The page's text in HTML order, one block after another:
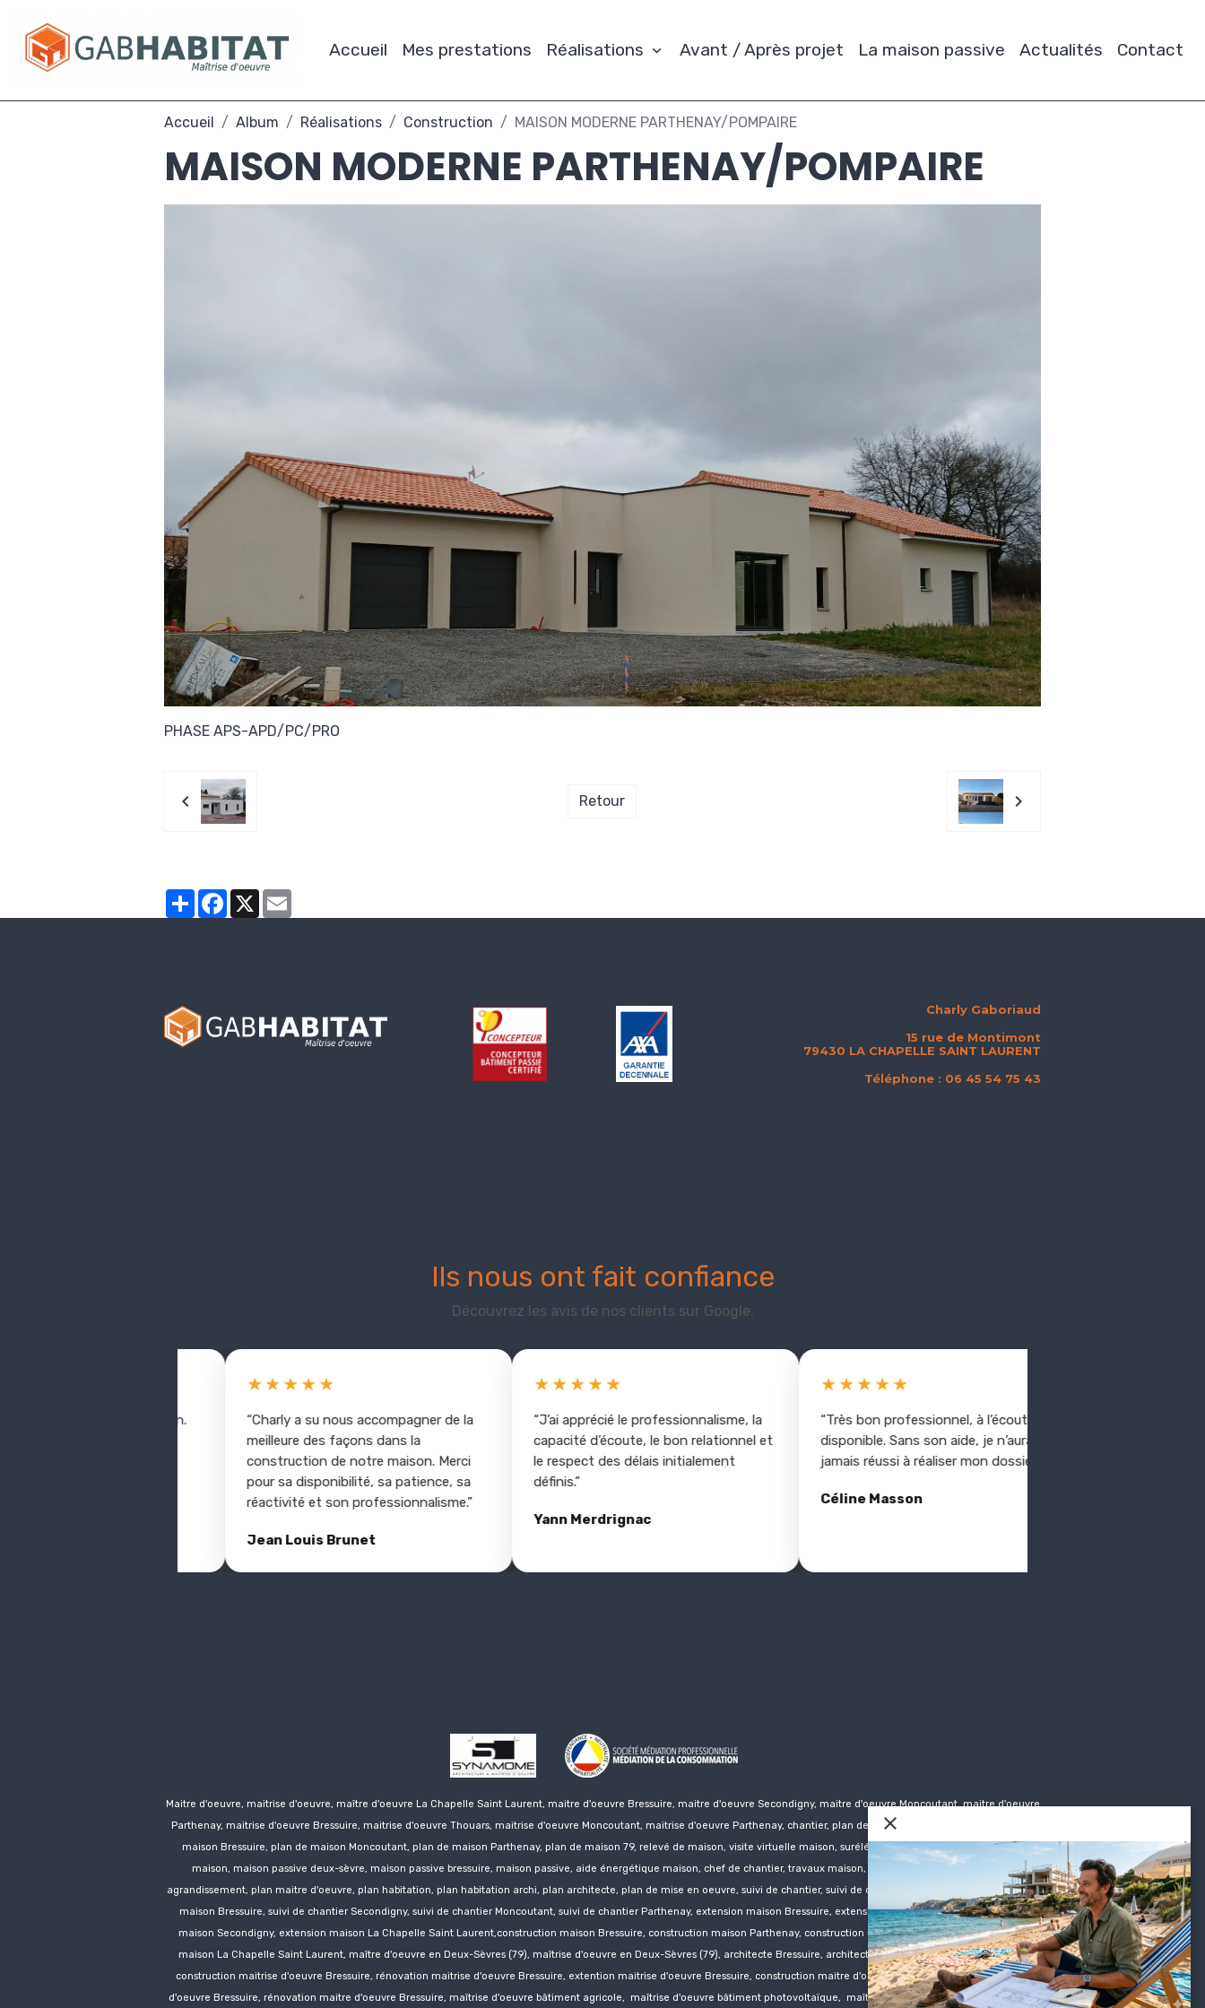
Accueil Mes prestations Réalisations Avant / Après projet La maison passive Actualités Contact
Accueil Album Réalisations Construction MAISON MODERNE PARTHENAY/POMPAIRE
MAISON MODERNE PARTHENAY/POMPAIRE
PHASE APS-APD/PC/PRO
Retour
PartagerFacebook
X
Charly Gaboriaud
15 rue de Montimont
79430 LA CHAPELLE SAINT LAURENT
Téléphone : 06 45 54 75 43
Ils nous ont fait confiance
Découvrez les avis de nos clients sur Google.
★★★★★
“Charly a su nous accompagner de la
meilleure des façons dans la
construction de notre maison. Merci
pour sa disponibilité, sa patience, sa
réactivité et son professionnalisme.”
Jean Louis Brunet
★★★★★
“J’ai apprécié le professionnalisme, la
capacité d’écoute, le bon relationnel et
le respect des délais initialement
définis.”
Yann Merdrignac
★★★★★
“Très bon professionnel, à l’écoute et
disponible. Sans son aide, je n’aurais
jamais réussi à réaliser mon dossier.”
Céline Masson
Maitre d'oeuvre, maitrise d'oeuvre, maître d'oeuvre La Chapelle Saint Laurent, maitre d'oeuvre Bressuire, maitre d'oeuvre Secondigny, maitre d'oeuvre Moncoutant, maitre d'oeuvre
Parthenay, maitrise d'oeuvre Bressuire, maitrise d'oeuvre Thouars, maitrise d'oeuvre Moncoutant, maitrise d'oeuvre Parthenay, chantier, plan de chantier, plan de maison, plan de
maison Bressuire, plan de maison Moncoutant, plan de maison Parthenay, plan de maison 79, relevé de maison, visite virtuelle maison, surélévation maison, agrandissement
maison, maison passive deux-sèvre, maison passive bressuire, maison passive, aide énergétique maison, chef de chantier, travaux maison, travaux agrandissement, plan
agrandissement, plan maitre d'oeuvre, plan habitation, plan habitation archi, plan architecte, plan de mise en oeuvre, suivi de chantier, suivi de chantier Bressuire, suivi de chantier
maison Bressuire, suivi de chantier Secondigny, suivi de chantier Moncoutant, suivi de chantier Parthenay, extension maison Bressuire, extension maison Parthenay, extension
maison Secondigny, extension maison La Chapelle Saint Laurent,construction maison Bressuire, construction maison Parthenay, construction maison Secondigny,construction
maison La Chapelle Saint Laurent, maître d'oeuvre en Deux-Sèvres (79), maîtrise d'oeuvre en Deux-Sèvres (79), architecte Bressuire, architecte Parthenay, architecte Thouars,
construction maitrise d'oeuvre Bressuire, rénovation maitrise d'oeuvre Bressuire, extention maitrise d'oeuvre Bressuire, construction maitre d'oeuvre Bressuire, extentionmaitre
d'oeuvre Bressuire, rénovation maitre d'oeuvre Bressuire, maîtrise d'oeuvre bâtiment agricole, maîtrise d'oeuvre bâtiment photovoltaïque, maîtrise d'oeuvre hangar agricole, plan